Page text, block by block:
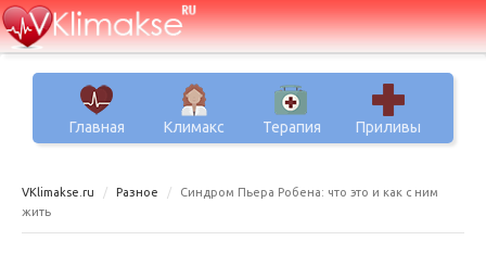
Главная Климакс Терапия Приливы
VKlimakse.ru Разное
Синдром Пьера Робена: что это и как с ним
жить